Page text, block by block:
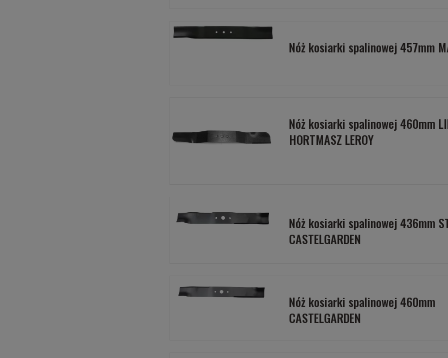
Nóż kosiarki spalinowej 457mm
Nóż kosiarki spalinowej 460mm
HORTMASZ LEROY
Nóż kosiarki spalinowej 436mm
CASTELGARDEN
Nóż kosiarki spalinowej 460mm
CASTELGARDEN